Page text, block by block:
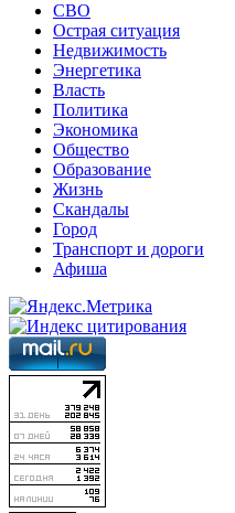
СВО
Острая ситуация
Недвижимость
Энергетика
Власть
Политика
Экономика
Общество
Образование
Жизнь
Скандалы
Город
Транспорт и дороги
Афиша